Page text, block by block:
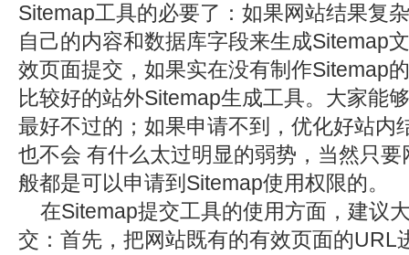
Sitemap工具的必要了：如果网站结果复
自己的内容和数据库字段来生成Sitemap
效页面提交，如果实在没有制作Sitemap
比较好的站外Sitemap生成工具。大家能
最好不过的；如果申请不到，优化好站内
也不会 有什么太过明显的弱势，当然只
般都是可以申请到Sitemap使用权限的。
在Sitemap提交工具的使用方面，建议
交：首先，把网站既有的有效页面的URL